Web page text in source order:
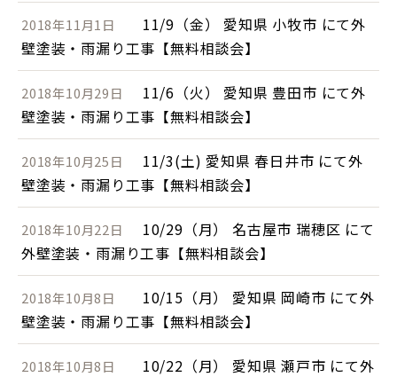
2018年11月1日
11/9（金） 愛知県 小牧市 にて外
壁塗装・雨漏り工事【無料相談会】
2018年10月29日
11/6（火） 愛知県 豊田市 にて外
壁塗装・雨漏り工事【無料相談会】
2018年10月25日
11/3(土) 愛知県 春日井市 にて外
壁塗装・雨漏り工事【無料相談会】
2018年10月22日
10/29（月） 名古屋市 瑞穂区 にて
外壁塗装・雨漏り工事【無料相談会】
2018年10月8日
10/15（月） 愛知県 岡崎市 にて外
壁塗装・雨漏り工事【無料相談会】
2018年10月8日
10/22（月） 愛知県 瀬戸市 にて外